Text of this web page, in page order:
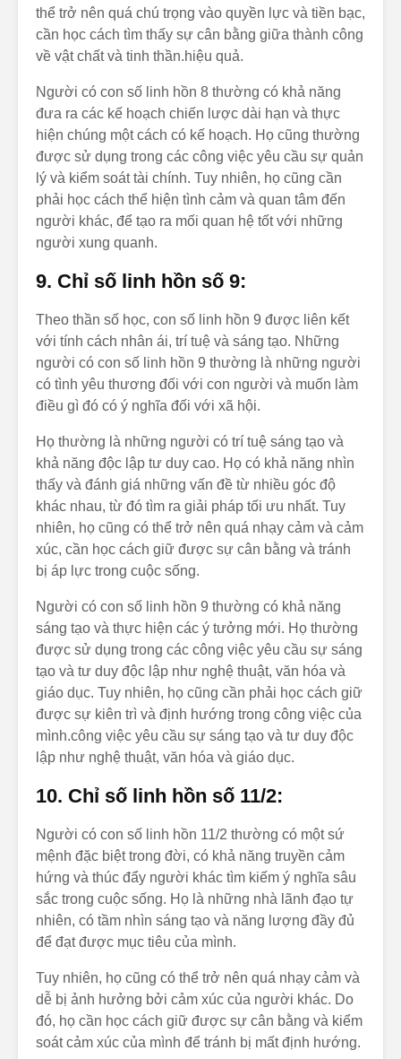
thể trở nên quá chú trọng vào quyền lực và tiền bạc,
cần học cách tìm thấy sự cân bằng giữa thành công
về vật chất và tinh thần.hiệu quả.
Người có con số linh hồn 8 thường có khả năng
đưa ra các kế hoạch chiến lược dài hạn và thực
hiện chúng một cách có kế hoạch. Họ cũng thường
được sử dụng trong các công việc yêu cầu sự quản
lý và kiểm soát tài chính. Tuy nhiên, họ cũng cần
phải học cách thể hiện tình cảm và quan tâm đến
người khác, để tạo ra mối quan hệ tốt với những
người xung quanh.
9. Chỉ số linh hồn số 9:
Theo thần số học, con số linh hồn 9 được liên kết
với tính cách nhân ái, trí tuệ và sáng tạo. Những
người có con số linh hồn 9 thường là những người
có tình yêu thương đối với con người và muốn làm
điều gì đó có ý nghĩa đối với xã hội.
Họ thường là những người có trí tuệ sáng tạo và
khả năng độc lập tư duy cao. Họ có khả năng nhìn
thấy và đánh giá những vấn đề từ nhiều góc độ
khác nhau, từ đó tìm ra giải pháp tối ưu nhất. Tuy
nhiên, họ cũng có thể trở nên quá nhạy cảm và cảm
xúc, cần học cách giữ được sự cân bằng và tránh
bị áp lực trong cuộc sống.
Người có con số linh hồn 9 thường có khả năng
sáng tạo và thực hiện các ý tưởng mới. Họ thường
được sử dụng trong các công việc yêu cầu sự sáng
tạo và tư duy độc lập như nghệ thuật, văn hóa và
giáo dục. Tuy nhiên, họ cũng cần phải học cách giữ
được sự kiên trì và định hướng trong công việc của
mình.công việc yêu cầu sự sáng tạo và tư duy độc
lập như nghệ thuật, văn hóa và giáo dục.
10. Chỉ số linh hồn số 11/2:
Người có con số linh hồn 11/2 thường có một sứ
mệnh đặc biệt trong đời, có khả năng truyền cảm
hứng và thúc đẩy người khác tìm kiếm ý nghĩa sâu
sắc trong cuộc sống. Họ là những nhà lãnh đạo tự
nhiên, có tầm nhìn sáng tạo và năng lượng đầy đủ
để đạt được mục tiêu của mình.
Tuy nhiên, họ cũng có thể trở nên quá nhạy cảm và
dễ bị ảnh hưởng bởi cảm xúc của người khác. Do
đó, họ cần học cách giữ được sự cân bằng và kiểm
soát cảm xúc của mình để tránh bị mất định hướng.